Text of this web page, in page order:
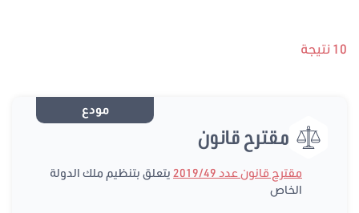
10 نتيجة
مودع
مقترح قانون
مقترح قانون عدد 2019/49
يتعلق بتنظيم ملك الدولة
الخاص